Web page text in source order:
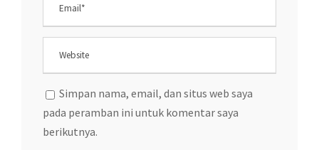
Simpan nama, email, dan situs web saya
pada peramban ini untuk komentar saya
berikutnya.